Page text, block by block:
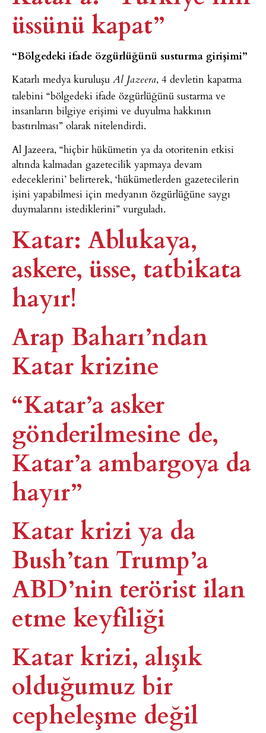
üssünü kapat”
“Bölgedeki ifade özgürlüğünü susturma girişimi”
Katarlı medya kuruluşu Al Jazeera, 4 devletin kapatma
talebini “bölgedeki ifade özgürlüğünü sustarma ve
insanların bilgiye erişimi ve duyulma hakkının
bastırılması” olarak nitelendirdi.
Al Jazeera, “hiçbir hükümetin ya da otoritenin etkisi
altında kalmadan gazetecilik yapmaya devam
edeceklerini’ belirterek, ‘hükümetlerden gazetecilerin
işini yapabilmesi için medyanın özgürlüğüne saygı
duymalarını istediklerini” vurguladı.
Katar: Ablukaya,
askere, üsse, tatbikata
hayır!
Arap Baharı’ndan
Katar krizine
“Katar’a asker
gönderilmesine de,
Katar’a ambargoya da
hayır”
Katar krizi ya da
Bush’tan Trump’a
ABD’nin terörist ilan
etme keyfiliği
Katar krizi, alışık
olduğumuz bir
cepheleşme değil